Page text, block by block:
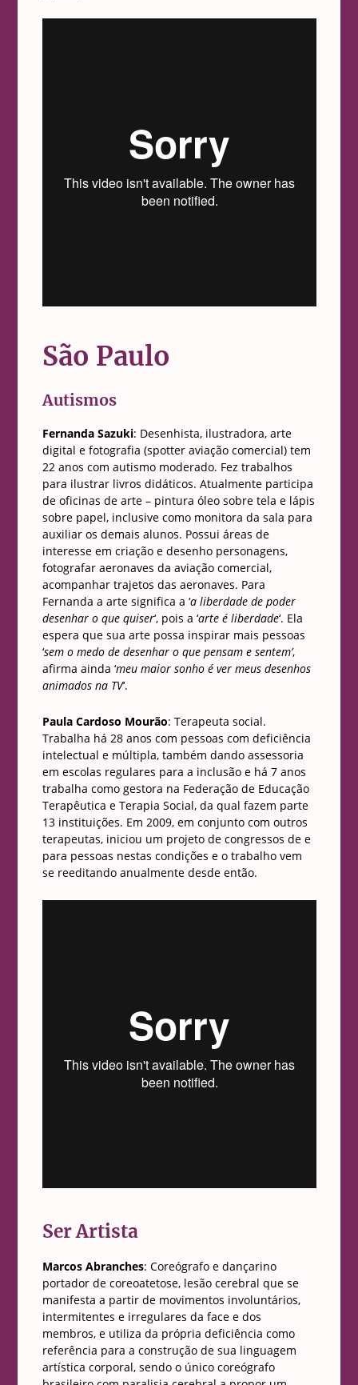
São Paulo
Autismos
Fernanda Sazuki: Desenhista, ilustradora, arte
digital e fotografia (spotter aviação comercial) tem
22 anos com autismo moderado. Fez trabalhos
para ilustrar livros didáticos. Atualmente participa
de oficinas de arte – pintura óleo sobre tela e lápis
sobre papel, inclusive como monitora da sala para
auxiliar os demais alunos. Possui áreas de
interesse em criação e desenho personagens,
fotografar aeronaves da aviação comercial,
acompanhar trajetos das aeronaves. Para
Fernanda a arte significa a ‘a liberdade de poder
desenhar o que quiser‘, pois a ‘arte é liberdade‘. Ela
espera que sua arte possa inspirar mais pessoas
‘sem o medo de desenhar o que pensam e sentem’,
afirma ainda ‘meu maior sonho é ver meus desenhos
animados na TV‘.
Paula Cardoso Mourão: Terapeuta social.
Trabalha há 28 anos com pessoas com deficiência
intelectual e múltipla, também dando assessoria
em escolas regulares para a inclusão e há 7 anos
trabalha como gestora na Federação de Educação
Terapêutica e Terapia Social, da qual fazem parte
13 instituições. Em 2009, em conjunto com outros
terapeutas, iniciou um projeto de congressos de e
para pessoas nestas condições e o trabalho vem
se reeditando anualmente desde então.
Ser Artista
Marcos Abranches: Coreógrafo e dançarino
portador de coreoatetose, lesão cerebral que se
manifesta a partir de movimentos involuntários,
intermitentes e irregulares da face e dos
membros, e utiliza da própria deficiência como
referência para a construção de sua linguagem
artística corporal, sendo o único coreógrafo